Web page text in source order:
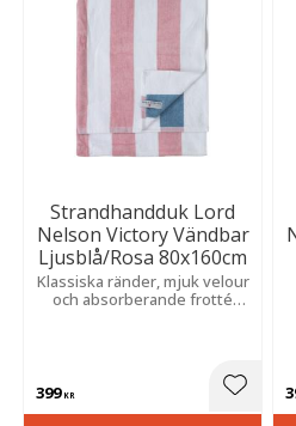
Strandhandduk Lord
Nelson Victory Vändbar
Ljusblå/Rosa 80x160cm
Klassiska ränder, mjuk velour
och absorberande frotté
399KR Lägg